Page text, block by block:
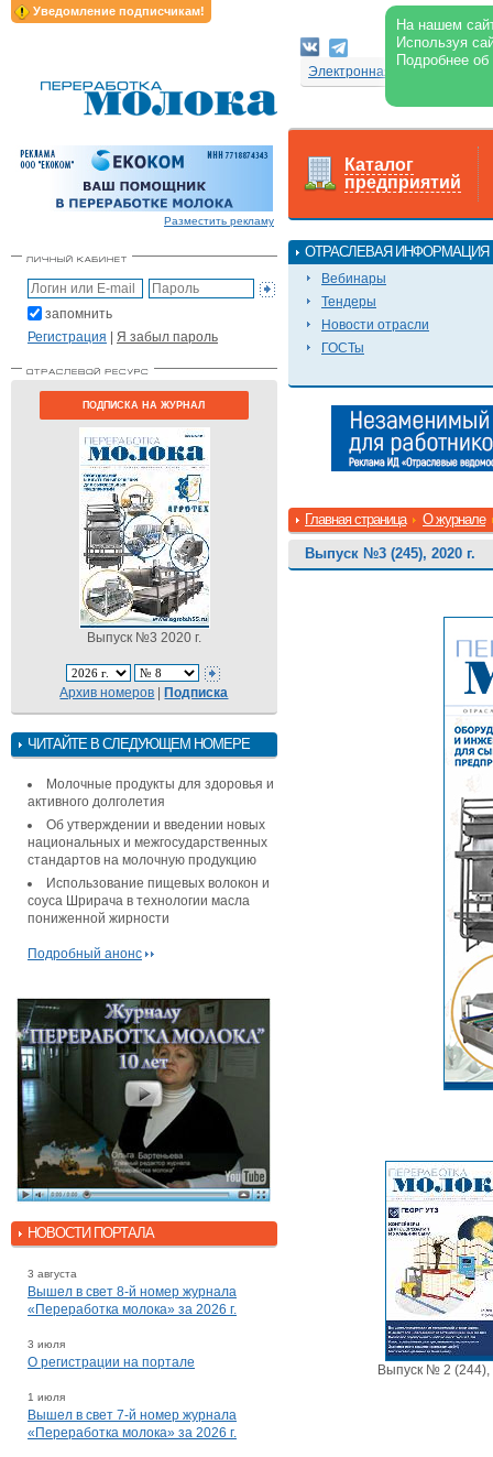
Уведомление подписчикам!
На нашем
Используя
Подробнее
Электронная версия
Разместить рекламу
запомнить
Регистрация | Я забыл пароль
ПОДПИСКА НА ЖУРНАЛ
Выпуск №3 2020 г.
Архив номеров |Подписка
ЧИТАЙТЕ В СЛЕДУЮЩЕМ НОМЕРЕ
Молочные продукты для здоровья и
активного долголетия
Об утверждении и введении новых
национальных и межгосударственных
стандартов на молочную продукцию
Использование пищевых волокон и
соуса Шрирача в технологии масла
пониженной жирности
Подробный анонс
НОВОСТИ ПОРТАЛА
3 августа
Вышел в свет 8-й номер журнала
«Переработка молока» за 2026 г.
3 июля
О регистрации на портале
1 июля
Вышел в свет 7-й номер журнала
«Переработка молока» за 2026 г.
Каталог
предприятий
ОТРАСЛЕВАЯ ИНФОРМАЦИЯ
Вебинары
Тендеры
Новости отрасли
ГОСТы
Главная страница О журнале
Выпуск №3 (245), 2020 г.
Выпуск № 2 (244),